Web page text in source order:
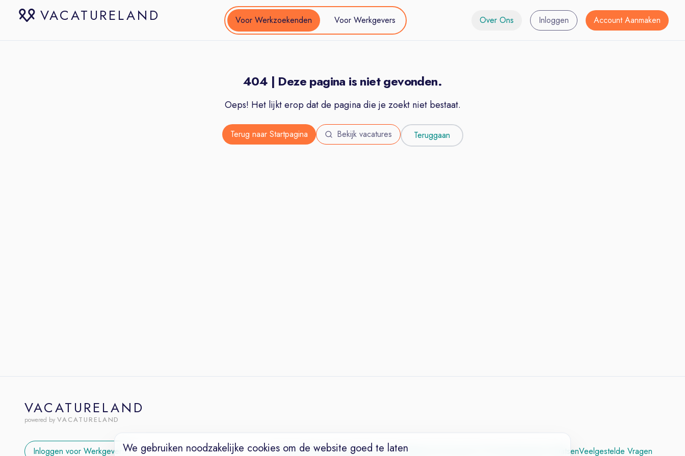
VACATURELAND Voor Werkzoekenden Voor Werkgevers Over Ons Inloggen Account Aanmaken
404 | Deze pagina is niet gevonden.
Oeps! Het lijkt erop dat de pagina die je zoekt niet bestaat.
Terug naar Startpagina Bekijk vacatures Teruggaan
VACATURELAND
powered by VACATURELAND
Inloggen voor Werkgevers VacaturesNichesWerkgeversOver OnsMaak een Succesvol CV Vacature PlaatsenVeelgestelde Vragen
We gebruiken noodzakelijke cookies om de website goed te laten